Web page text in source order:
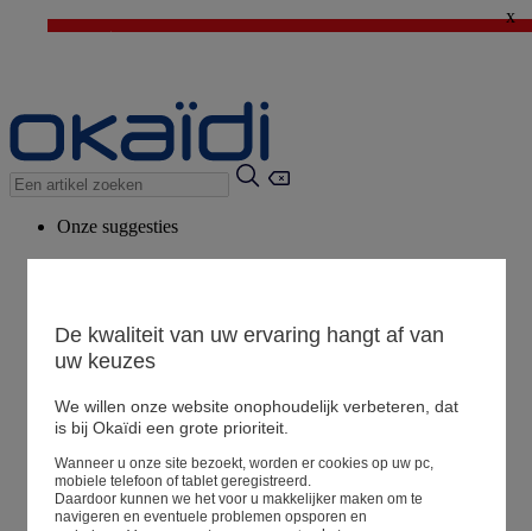
⚡LAST DAYS : Alles aan -50%* vanaf 2 aangekochte artikelen>
x
Onze suggesties
Bekijk alle artikelen
Winkel
Mijn informatie
Een bestelling volgen
De kwaliteit van uw ervaring hangt af van
uw keuzes
We willen onze website onophoudelijk verbeteren, dat
is bij Okaïdi een grote prioriteit.
Wanneer u onze site bezoekt, worden er cookies op uw pc,
mobiele telefoon of tablet geregistreerd.
Daardoor kunnen we het voor u makkelijker maken om te
navigeren en eventuele problemen opsporen en